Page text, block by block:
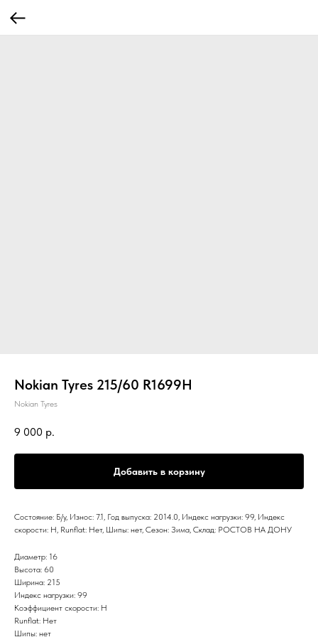
Nokian Tyres 215/60 R1699H
Nokian Tyres
9 000 р.
Добавить в корзину
Состояние: Б/у, Износ: 7.1, Год выпуска: 2014.0, Индекс нагрузки: 99, Индекс
скорости: H, Runflat: Нет, Шипы: нет, Сезон: Зима, Склад: РОСТОВ НА ДОНУ
Диаметр: 16
Высота: 60
Ширина: 215
Индекс нагрузки: 99
Коэффициент скорости: H
Runflat: Нет
Шипы: нет